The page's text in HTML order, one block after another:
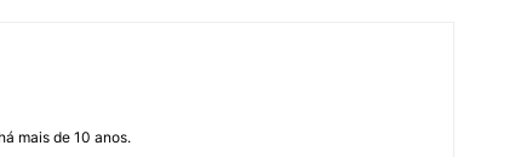
mais de 10 anos.